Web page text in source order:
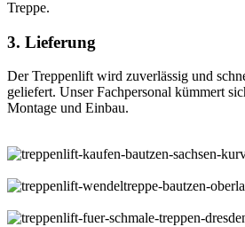
Treppe.
3. Lieferung
Der Treppenlift wird zuverlässig und
geliefert. Unser Fachpersonal kümmert
Montage und Einbau.